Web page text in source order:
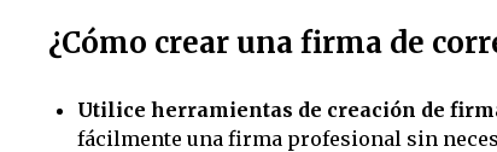
¿Cómo crear una firma de
Utilice herramientas de creación de
fácilmente una firma profesional sin